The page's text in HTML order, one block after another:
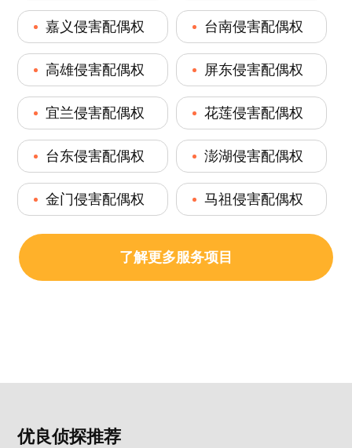
嘉义侵害配偶权 台南侵害配偶权
高雄侵害配偶权 屏东侵害配偶权
宜兰侵害配偶权 花莲侵害配偶权
台东侵害配偶权 澎湖侵害配偶权
金门侵害配偶权 马祖侵害配偶权
了解更多服务项目
优良侦探推荐